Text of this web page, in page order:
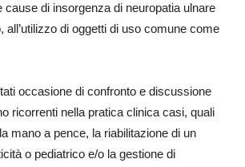
di insorgenza di neuropatia ulnare
all’utilizzo di oggetti di uso comune come
occasione di confronto e discussione
ricorrenti nella pratica clinica casi, quali
mano a pence, la riabilitazione di un
o pediatrico e/o la gestione di